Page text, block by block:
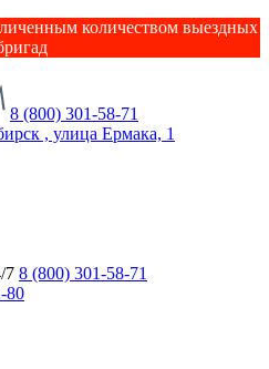
количеством выездных
8 (800) 301-58-71
, улица Ермака, 1
7 8 (800) 301-58-71
80